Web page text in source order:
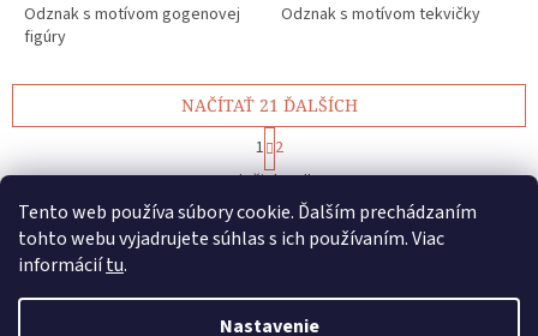
Tento web používa súbory cookie. Ďalším prechádzaním
tohto webu vyjadrujete súhlas s ich používaním. Viac
informáciítu.
Nastavenie
Odznak s motívom gogenovej
figúry
Odznak s motívom tekvičky
O
l
á
c
i
NAČÍTAŤ 21 ĎALŠÍCH
S
t
r
n
k
a
n
1 2
45položiek celkom
HORE